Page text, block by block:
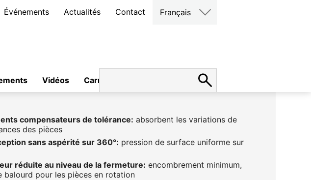
Événements Actualités Contact Français
Vidéos Carrières
compensateurs de tolérance: absorbent les variations de
des pièces
sans aspérité sur 360°: pression de surface uniforme sur
réduite au niveau de la fermeture: encombrement minimum,
balourd pour les pièces en rotation